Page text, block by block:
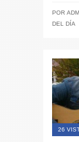
POR
DEL DÍA
26